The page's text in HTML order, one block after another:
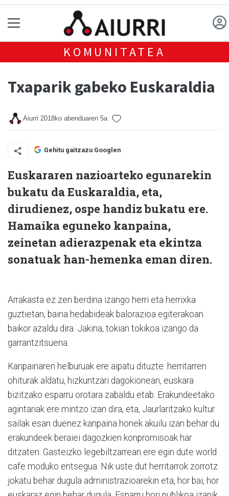
KOMUNITATEA
Txaparik gabeko Euskaraldia
Aiurri 2018ko abenduaren 5a
Gehitu gaitzazu Googlen
Euskararen nazioarteko egunarekin
bukatu da Euskaraldia, eta,
dirudienez, ospe handiz bukatu ere.
Hamaika eguneko kanpaina,
zeinetan adierazpenak eta ekintza
sonatuak han-hemenka eman diren.
Arrakasta ez zen berdina izango herri eta herrixka
guztietan, baina hedabideak balorazioa egiterakoan
baikor azaldu dira. Jakina, tokian tokikoa izango da
garrantzitsuena.
Kanpainaren helburuak ere aipatu dituzte: herritarren
ohiturak aldatu, hizkuntzari dagokionean, euskara
bizitzako esparru orotara zabaldu etab. Erakundeetako
agintariak ere mintzo izan dira, eta, Jaurlaritzako kultur
sailak esan duenez kanpaina honek akuilu izan behar du
erakundeek beraiei dagozkien konpromisoak har
ditzaten. Gasteizko legebiltzarrean ere egin dute world
cafe moduko entsegua. Nik uste dut herritarrok zorrotz
jokatu behar dugula administrazioarekin eta, hor bai, hor